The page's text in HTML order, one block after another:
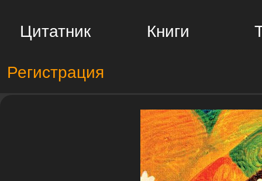
Цитатник Книги
Регистрация